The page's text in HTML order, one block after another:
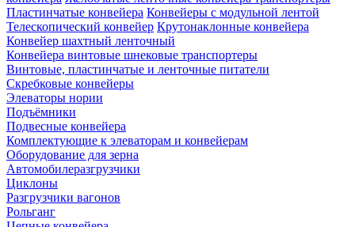
Пластинчатые конвейера Конвейеры с модульной лентой
Телескопический конвейер Крутонаклонные конвейера
Конвейер шахтный ленточный
Конвейера винтовые шнековые транспортеры
Винтовые, пластинчатые и ленточные питатели
Скребковые конвейеры
Элеваторы нории
Подъёмники
Подвесные конвейера
Комплектующие к элеваторам и конвейерам
Оборудование для зерна
Автомобилеразгрузчики
Циклоны
Разгрузчики вагонов
Рольганг